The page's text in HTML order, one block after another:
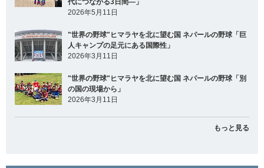
代につながる3日間―」
2026年5月11日
"世界の野球"ヒマラヤを北に望む国 ネパールの野球「巨
人キャンプの足元にある国際性」
2026年3月11日
"世界の野球"ヒマラヤを北に望む国 ネパールの野球「別
の国の現場から」
2026年3月11日
もっと見る